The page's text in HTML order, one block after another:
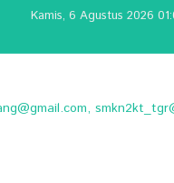
Kamis, 6 Agustus 2026